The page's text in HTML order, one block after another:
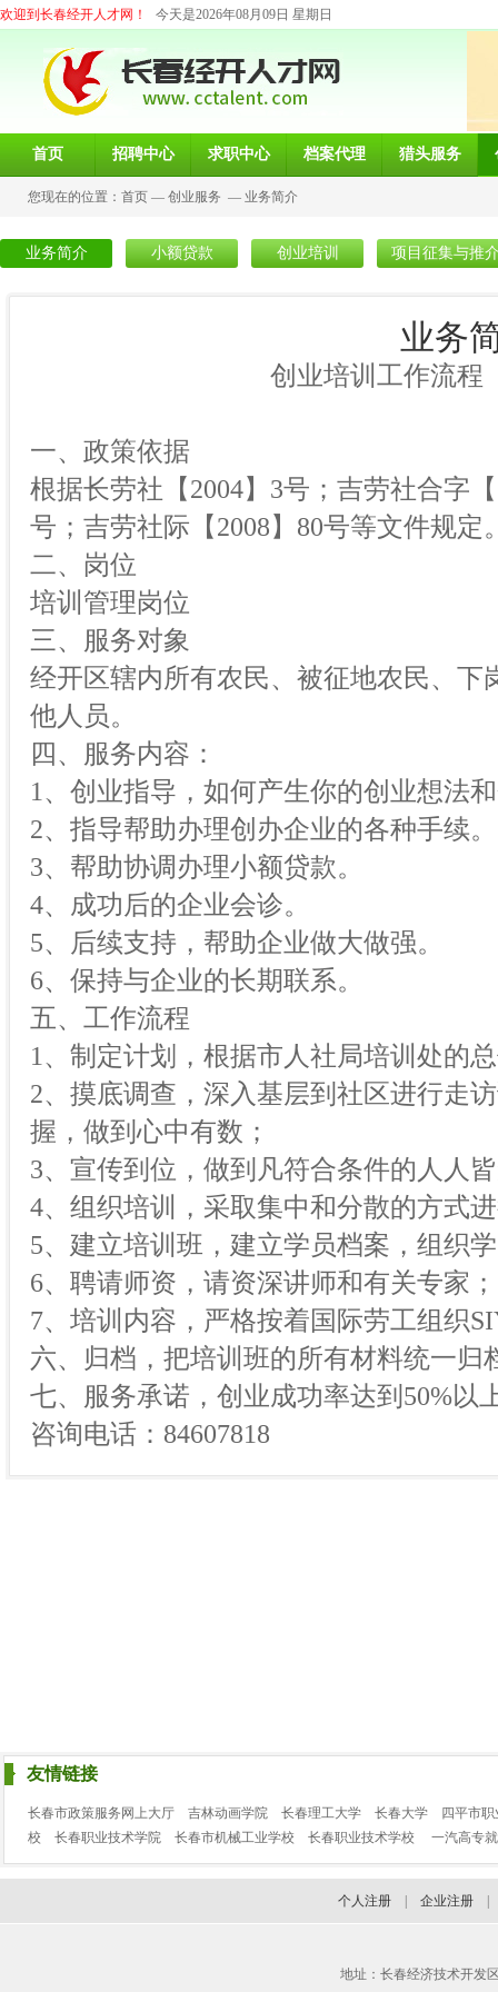
欢迎到长春经开人才网！ 今天是2026年08月09日 星期日
首页 招聘中心 求职中心 档案代理 猎头服务
您现在的位置： 首页 — 创业服务 — 业务简介
业务简介 小额贷款 创业培训 项目征集与推
业务
创业培训工作流程
一、政策依据
根据长劳社【2004】3号；吉劳社合字
号；吉劳社际【2008】80号等文件规定
二、岗位
培训管理岗位
三、服务对象
经开区辖内所有农民、被征地农民、
他人员。
四、服务内容：
1、创业指导，如何产生你的创业想法
2、指导帮助办理创办企业的各种手续。
3、帮助协调办理小额贷款。
4、成功后的企业会诊。
5、后续支持，帮助企业做大做强。
6、保持与企业的长期联系。
五、工作流程
1、制定计划，根据市人社局培训处的
2、摸底调查，深入基层到社区进行走
握，做到心中有数；
3、宣传到位，做到凡符合条件的人人
4、组织培训，采取集中和分散的方式
5、建立培训班，建立学员档案，组织
6、聘请师资，请资深讲师和有关专家；
7、培训内容，严格按着国际劳工组织
六、归档，把培训班的所有材料统一归
七、服务承诺，创业成功率达到50%以
咨询电话：84607818
友情链接
长春市政策服务网上大厅 吉林动画学院 长春理工大学 长春大学
四平市
校
长春职业技术学院 长春市机械工业学校 长春职业技术学校 一汽高专
个人注册 企业注册
地址：长春经济技术开发